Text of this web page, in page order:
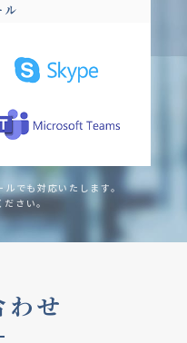
ル
でも対応いたします。
さい。
わせ